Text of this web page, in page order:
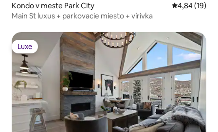
Kondo v meste Park City Priemerné
4,84 (19)
Main St luxus + parkovacie miesto + vírivka
Luxe
Luxe